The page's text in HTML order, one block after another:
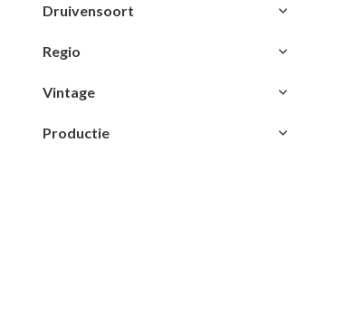
Druivensoort
Regio
Vintage
Productie